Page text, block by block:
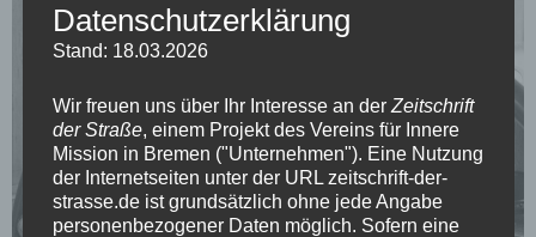
Datenschutzerklärung
Stand: 18.03.2026
Wir freuen uns über Ihr Interesse an der Zeitschrift
der Straße, einem Projekt des Vereins für Innere
Mission in Bremen ("Unternehmen"). Eine Nutzung
der Internetseiten unter der URL zeitschrift-der-
strasse.de ist grundsätzlich ohne jede Angabe
personenbezogener Daten möglich. Sofern eine